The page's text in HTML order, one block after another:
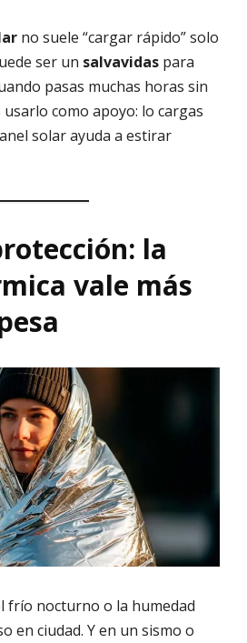
no suele “cargar rápido” solo
ser un salvavidas para
pasas muchas horas sin
como apoyo: lo cargas
solar ayuda a estirar
la
vale más
frío nocturno o la humedad
en ciudad. Y en un sismo o